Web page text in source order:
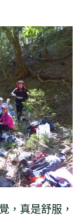
，真是舒服，